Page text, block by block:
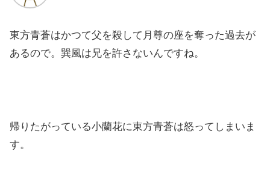
東方青蒼はかつて父を殺して月尊の座を奪った過去が
あるので。巽風は兄を許さないんですね。
帰りたがっている小蘭花に東方青蒼は怒ってしまいま
す。